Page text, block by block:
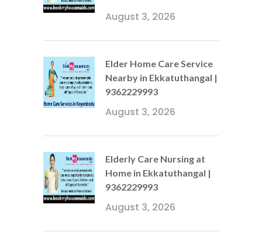
August 3, 2026
Elder Home Care Service
Nearby in Ekkatuthangal |
9362229993
August 3, 2026
Elderly Care Nursing at
Home in Ekkatuthangal |
9362229993
August 3, 2026